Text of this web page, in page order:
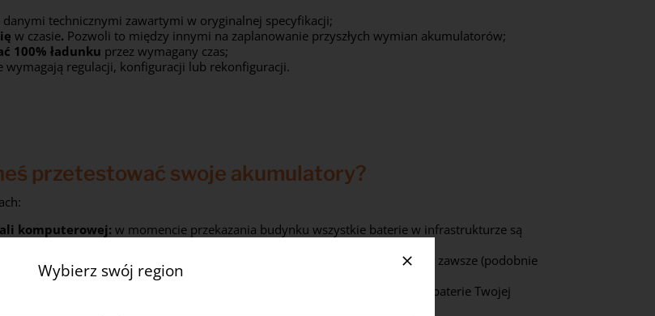
danymi technicznymi zawartymi w oryginalnej specyfikacji;
w czasie. Pozwoli to między innymi na zaplanowanie przyszłych wymian akumulatorów;
100% ładunku przez wymagany czas;
wymagają regulacji, konfiguracji lub rekonfiguracji.
przetestować swoje akumulatory?
komputerowej: w momencie przekazania budynku wszystkie baterie w infrastrukturze są
i że wszystko działa bez zarzutu.
które sprawdzają, czy Twoje baterie są nadal tak samo sprawne jak zawsze (podobnie
na przykład po remoncie, przyjeżdżamy i ponownie testujemy baterie Twojej
jak zawsze.
Wybierz swój region